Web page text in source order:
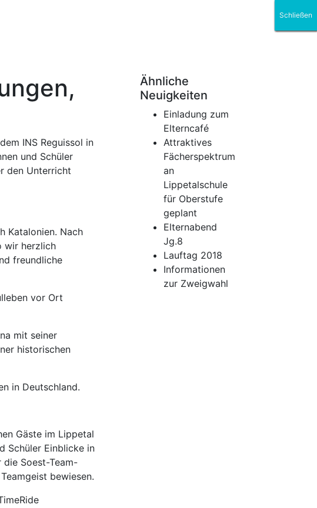
INS Reguissol in
und Schüler
den Unterricht
Katalonien. Nach
wir herzlich
freundliche
vor Ort
mit seiner
historischen
in Deutschland.
Gäste im Lippetal
Schüler Einblicke in
Soest-Team-
bewiesen.
Ähnliche
Neuigkeiten
Einladung zum
Elterncafé
Attraktives
Fächerspektrum
an
Lippetalschule
für Oberstufe
geplant
Elternabend
Jg.8
Lauftag 2018
Informationen
zur Zweigwahl
Schließen
Schließen
Schließen
Schließen
Schließen
Schließen